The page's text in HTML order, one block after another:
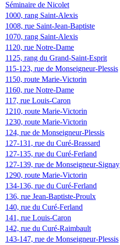
Séminaire de Nicolet
1000, rang Saint-Alexis
1008, rue Saint-Jean-Baptiste
1070, rang Saint-Alexis
1120, rue Notre-Dame
1125, rang du Grand-Saint-Esprit
115-123, rue de Monseigneur-Plessis
1150, route Marie-Victorin
1160, rue Notre-Dame
117, rue Louis-Caron
1210, route Marie-Victorin
1230, route Marie-Victorin
124, rue de Monseigneur-Plessis
127-131, rue du Curé-Brassard
127-135, rue du Curé-Ferland
127-139, rue de Monseigneur-Signay
1290, route Marie-Victorin
134-136, rue du Curé-Ferland
136, rue Jean-Baptiste-Proulx
140, rue du Curé-Ferland
141, rue Louis-Caron
142, rue du Curé-Raimbault
143-147, rue de Monseigneur-Plessis